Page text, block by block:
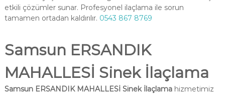
etkili çözümler sunar. Profesyonel ilaçlama ile sorun
tamamen ortadan kaldırılır. 0543 867 8769
Samsun ERSANDIK
MAHALLESİ Sinek İlaçlama
Samsun ERSANDIK MAHALLESİ Sinek İlaçlamahizmetimiz